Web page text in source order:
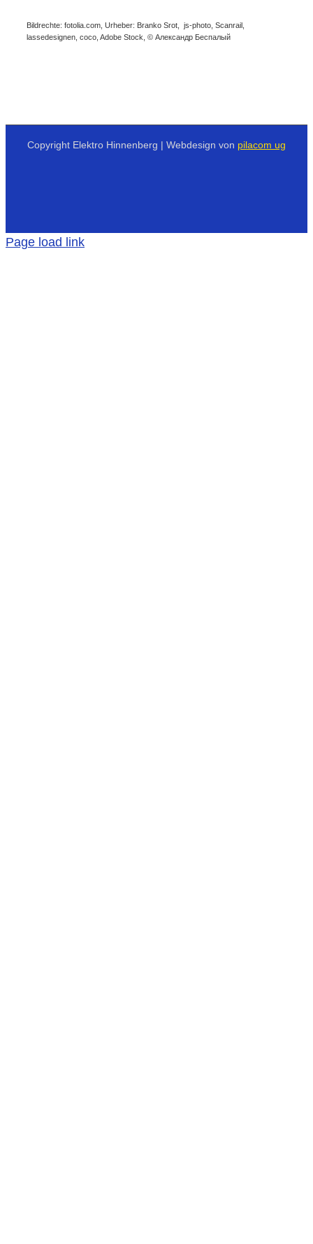
Bildrechte: fotolia.com, Urheber: Branko Srot, js-photo, Scanrail,
lassedesignen, coco, Adobe Stock, © Александр Беспалый
Copyright Elektro Hinnenberg | Webdesign von pilacom ug
Page load link